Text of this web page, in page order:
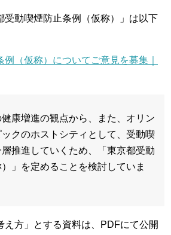
受動喫煙防止条例（仮称）」は以下
（仮称）についてご意見を募集｜
康増進の観点から、また、オリン
クのホストシティとして、受動喫
推進していくため、「東京都受動
」を定めることを検討していま
え方」とする資料は、PDFにて公開